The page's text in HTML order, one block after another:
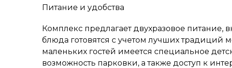
Питание и удобства
Комплекс предлагает двухразовое питание,
блюда готовятся с учетом лучших традиций
маленьких гостей имеется специальное
возможность парковки, а также доступ к